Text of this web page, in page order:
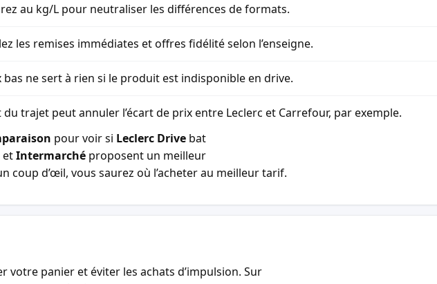
au kg/L pour neutraliser les différences de formats.
les remises immédiates et offres fidélité selon l’enseigne.
bas ne sert à rien si le produit est indisponible en drive.
du trajet peut annuler l’écart de prix entre Leclerc et Carrefour, par exemple.
pour voir si Leclerc Drive bat
etIntermarché proposent un meilleur
coup d’œil, vous saurez où l’acheter au meilleur tarif.
votre panier et éviter les achats d’impulsion. Sur